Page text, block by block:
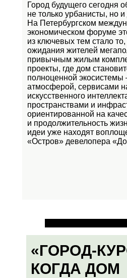
Город будущего сегодня
не только урбанисты, но
На Петербургском
экономическом форуме
из ключевых тем стало
ожидания жителей
привычным жилым
проекты, где дом
полноценной экосистемы
атмосферой, сервисами
искусственного
пространствами и
ориентированной на
и продолжительность
идеи уже находят
«Остров» девелопера
«ГОРОД-
КОГДА ДОМ